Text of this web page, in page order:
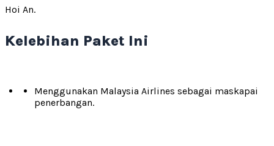
Hoi An.
Kelebihan Paket Ini
Menggunakan Malaysia Airlines sebagai maskapai
penerbangan.